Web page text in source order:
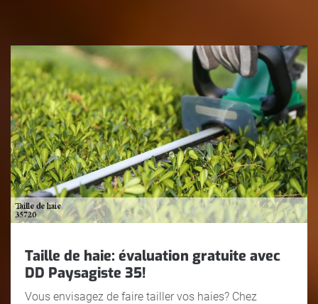
Taille de haie: évaluation gratuite avec
DD Paysagiste 35!
Vous envisagez de faire tailler vos haies? Chez